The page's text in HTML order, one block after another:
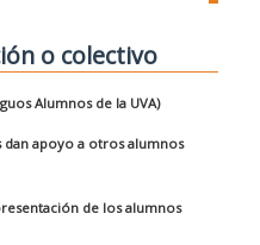
o colectivo
Alumnos de la UVA)
dan apoyo a otros alumnos
de los alumnos